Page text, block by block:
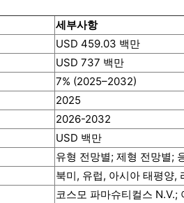
세부사항
USD 459.03 백만
USD 737 백만
7% (2025–2032)
2025
2026-2032
USD 백만
유형 전망별; 제형 전망별;
북미, 유럽, 아시아 태평양,
코스모 파마슈티컬스 N.V.;